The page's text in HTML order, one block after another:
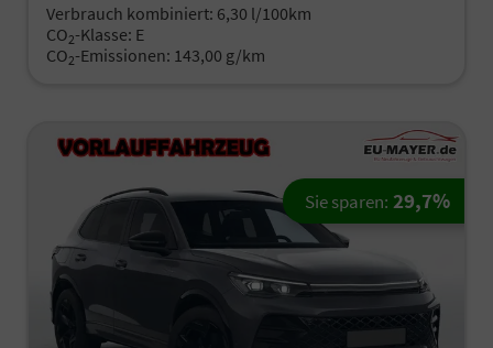
Verbrauch kombiniert: 6,30 l/100km
CO2-Klasse: E
CO2-Emissionen: 143,00 g/km
Sie sparen: 29,7%